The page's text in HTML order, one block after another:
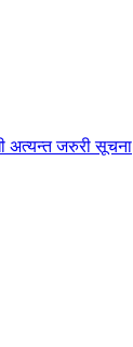
अत्यन्त जरुरी सूचना